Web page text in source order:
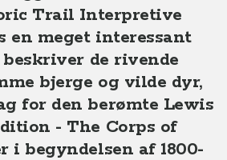
Trail Interpretive
en meget interessant
de rivende
bjerge og vilde dyr,
for den berømte Lewis
- The Corps of
i begyndelsen af 1800-